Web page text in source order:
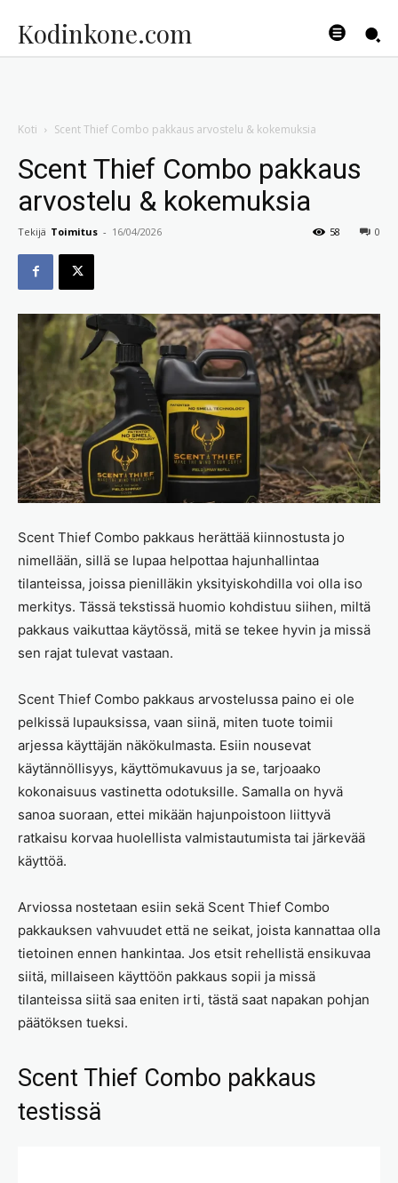
Kodinkone.com
Koti Scent Thief Combo pakkaus arvostelu & kokemuksia
Scent Thief Combo pakkaus
arvostelu & kokemuksia
Tekijä Toimitus - 16/04/2026 0
58
Scent Thief Combo pakkaus herättää kiinnostusta jo
nimellään, sillä se lupaa helpottaa hajunhallintaa
tilanteissa, joissa pienilläkin yksityiskohdilla voi olla iso
merkitys. Tässä tekstissä huomio kohdistuu siihen, miltä
pakkaus vaikuttaa käytössä, mitä se tekee hyvin ja missä
sen rajat tulevat vastaan.
Scent Thief Combo pakkaus arvostelussa paino ei ole
pelkissä lupauksissa, vaan siinä, miten tuote toimii
arjessa käyttäjän näkökulmasta. Esiin nousevat
käytännöllisyys, käyttömukavuus ja se, tarjoaako
kokonaisuus vastinetta odotuksille. Samalla on hyvä
sanoa suoraan, ettei mikään hajunpoistoon liittyvä
ratkaisu korvaa huolellista valmistautumista tai järkevää
käyttöä.
Arviossa nostetaan esiin sekä Scent Thief Combo
pakkauksen vahvuudet että ne seikat, joista kannattaa olla
tietoinen ennen hankintaa. Jos etsit rehellistä ensikuvaa
siitä, millaiseen käyttöön pakkaus sopii ja missä
tilanteissa siitä saa eniten irti, tästä saat napakan pohjan
päätöksen tueksi.
Scent Thief Combo pakkaus
testissä